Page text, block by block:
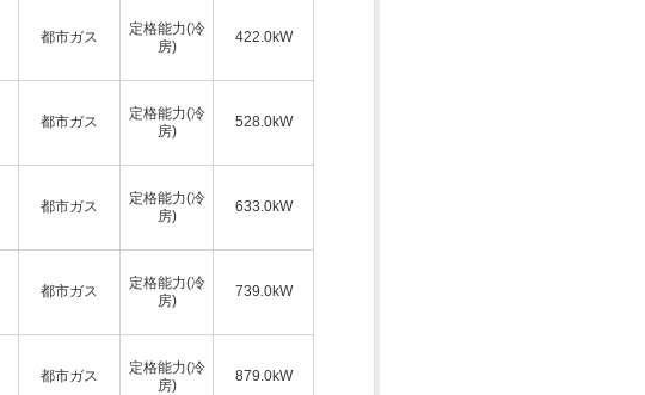
都市ガス
定格能力(冷
房)
422.0kW
都市ガス
定格能力(冷
房)
528.0kW
都市ガス
定格能力(冷
房)
633.0kW
都市ガス
定格能力(冷
房)
739.0kW
都市ガス
定格能力(冷
房)
879.0kW